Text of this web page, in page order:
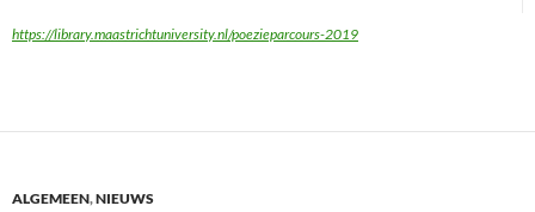
https://library.maastrichtuniversity.nl/poezieparcours-2019
ALGEMEEN,NIEUWS